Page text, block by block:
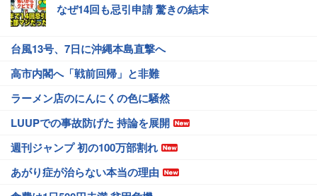
なぜ14回も忌引申請 驚きの結末
台風13号、7日に沖縄本島直撃へ
高市内閣へ「戦前回帰」と非難
ラーメン店のにんにくの色に騒然
LUUPでの事故防げた 持論を展開
週刊ジャンプ 初の100万部割れ
あがり症が治らない本当の理由